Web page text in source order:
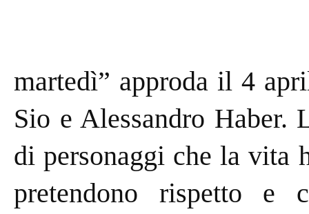
martedì” approda il 4
Sio e Alessandro Haber.
di personaggi che la vita
pretendono rispetto e